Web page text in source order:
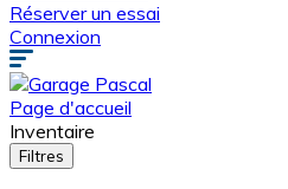
Réserver un essai
Connexion
Page d'accueil
Inventaire
Filtres